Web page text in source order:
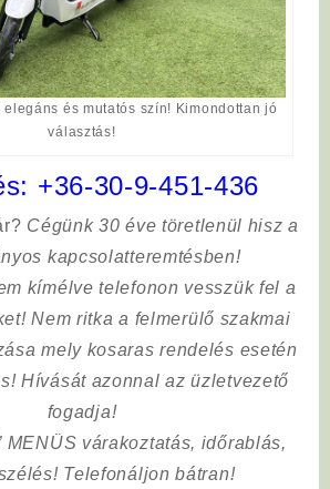
elegáns és mutatós szín! Kimondottan jó
választás!
+36-30-9-451-436
Cégünk 30 éve töretlenül hisz a
kapcsolatteremtésben!
kímélvetelefonon vesszük fel a
Nem ritka a felmerülő szakmai
mely kosaras rendelés esetén
Hívását azonnal az üzletvezető
fogadja!
MENÜS várakoztatás, időrablás,
Telefonáljon bátran!